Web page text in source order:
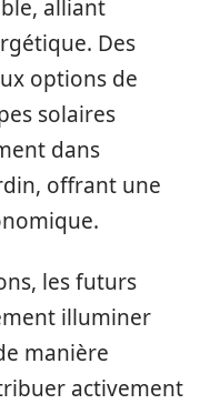
alliant
Des
options de
solaires
dans
offrant une
les futurs
illuminer
manière
activement